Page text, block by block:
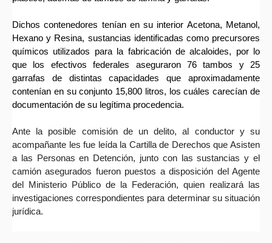
Dichos contenedores tenían en su interior Acetona, Metanol,
Hexano y Resina, sustancias identificadas como precursores
químicos utilizados para la fabricación de alcaloides, por lo
que los efectivos federales aseguraron 76 tambos y 25
garrafas de distintas capacidades que aproximadamente
contenían en su conjunto 15,800 litros, los cuáles carecían de
documentación de su legítima procedencia.
Ante la posible comisión de un delito, al conductor y su
acompañante les fue leída la Cartilla de Derechos que Asisten
a las Personas en Detención, junto con las sustancias y el
camión asegurados fueron puestos a disposición del Agente
del Ministerio Público de la Federación, quien realizará las
investigaciones correspondientes para determinar su situación
jurídica.